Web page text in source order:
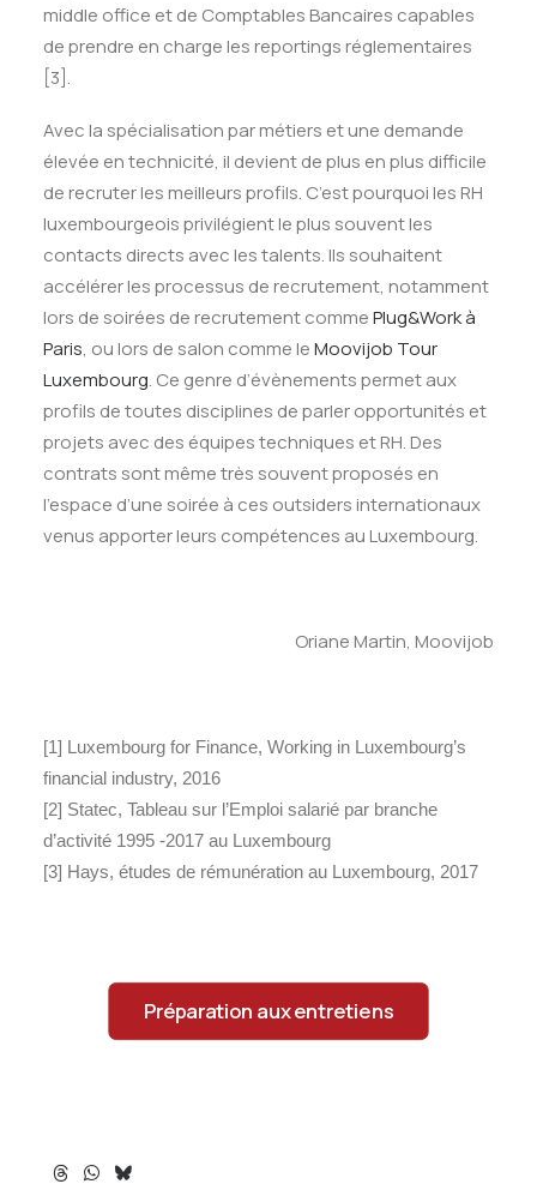
middle office et de Comptables Bancaires capables
de prendre en charge les reportings réglementaires
[3].
Avec la spécialisation par métiers et une demande
élevée en technicité, il devient de plus en plus difficile
de recruter les meilleurs profils. C’est pourquoi les RH
luxembourgeois privilégient le plus souvent les
contacts directs avec les talents. Ils souhaitent
accélérer les processus de recrutement, notamment
lors de soirées de recrutement commePlug&Work à
Paris, ou lors de salon comme leMoovijob Tour
Luxembourg. Ce genre d’évènements permet aux
profils de toutes disciplines de parler opportunités et
projets avec des équipes techniques et RH. Des
contrats sont même très souvent proposés en
l’espace d’une soirée à ces outsiders internationaux
venus apporter leurs compétences au Luxembourg.
Oriane Martin, Moovijob
[1] Luxembourg for Finance, Working in Luxembourg’s
financial industry, 2016
[2] Statec, Tableau sur l’Emploi salarié par branche
d’activité 1995 -2017 au Luxembourg
[3] Hays, études de rémunération au Luxembourg, 2017
Préparation aux entretiens